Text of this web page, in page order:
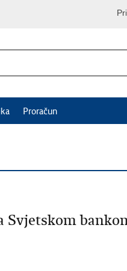
Proračun
Svjetskom